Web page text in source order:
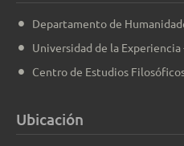
Departamento de
Universidad de la Experiencia
Centro de Estudios
Ubicación